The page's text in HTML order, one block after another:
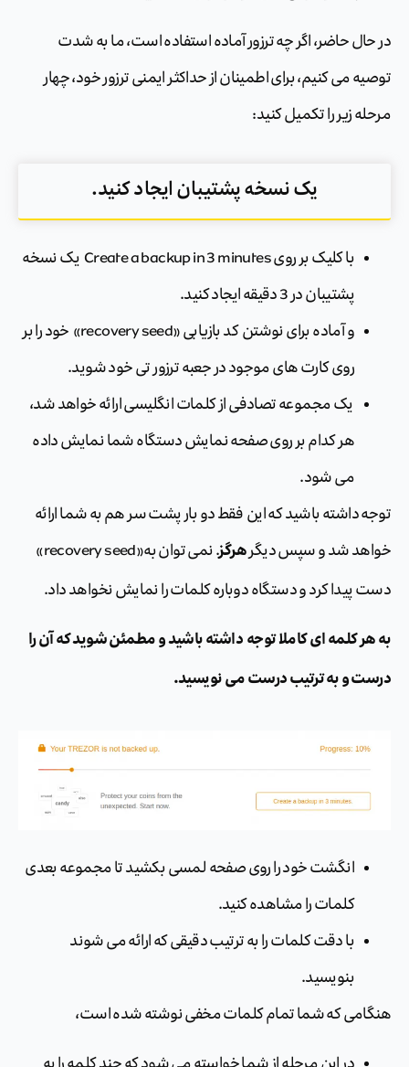
در حال حاضر، اگر چه ترزور آماده استفاده است، ما به شدت
توصیه می کنیم، برای اطمینان از حداکثر ایمنی ترزور خود، چهار
مرحله زیر را تکمیل کنید:
‏یک نسخه پشتیبان ایجاد کنید‏‏.
با کلیک بر روی Create a backup in 3 minutes ‏‏ ‏‏یک نسخه
پشتیبان در 3 دقیقه ایجاد کنید.‏‏
و آماده برای نوشتن کد بازیابی «recovery seed» ‏‏خود را بر‏‏
روی کارت های موجود در جعبه ترزور تی خود شوید.
یک مجموعه تصادفی از کلمات انگلیسی ارائه خواهد شد،
هر کدام بر روی صفحه نمایش دستگاه شما نمایش داده
می شود. ‏
‏توجه داشته باشید که این فقط دو بار پشت سر هم به شما ارائه
خواهد شد و سپس ‏‏دیگر هرگز‏‏ . نمی توان به«recovery seed»
دست پیدا کرد و دستگاه دوباره کلمات را نمایش نخواهد داد.
به هر کلمه ای کاملا توجه داشته باشید و مطمئن شوید که آن را
‏‏درست و به ترتیب درست می نویسید.
انگشت خود را روی صفحه لمسی ‏‏بکشید تا‏‏ مجموعه بعدی
کلمات را مشاهده کنید.
با دقت کلمات را به ترتیب دقیقی که ارائه می شوند
بنویسید.
هنگامی که شما تمام کلمات مخفی نوشته شده است،
در این مرحله از شما خواسته می شود که چند کلمه را به